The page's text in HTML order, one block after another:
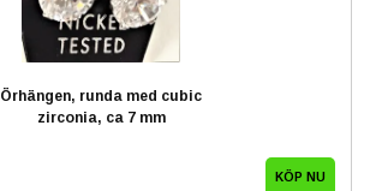
Örhängen, runda med cubic
zirconia, ca 7 mm